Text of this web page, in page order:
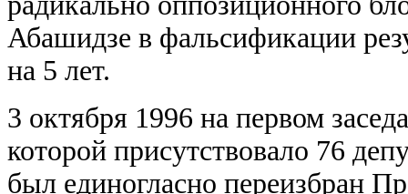
Абашидзе в фальсификации
на 5 лет.
3 октября 1996 на первом
которой присутствовало 76
был единогласно переизбран